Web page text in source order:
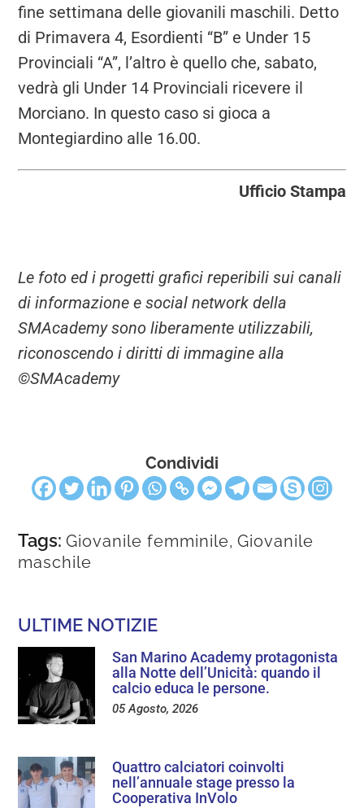
fine settimana delle giovanili maschili. Detto
di Primavera 4, Esordienti “B” e Under 15
Provinciali “A”, l’altro è quello che, sabato,
vedrà gli Under 14 Provinciali ricevere il
Morciano. In questo caso si gioca a
Montegiardino alle 16.00.
Ufficio Stampa
Le foto ed i progetti grafici reperibili sui canali
di informazione e social network della
SMAcademy sono liberamente utilizzabili,
riconoscendo i diritti di immagine alla
©SMAcademy
Condividi
Tags: Giovanile femminile,Giovanile
maschile
ULTIME NOTIZIE
San Marino Academy protagonista
alla Notte dell’Unicità: quando il
calcio educa le persone.
05 Agosto, 2026
Quattro calciatori coinvolti
nell’annuale stage presso la
Cooperativa InVolo